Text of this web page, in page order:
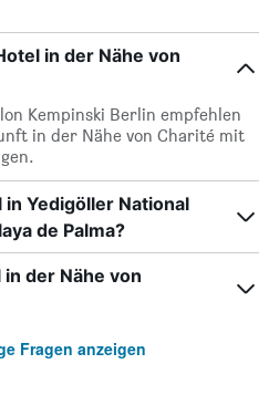
in der Nähe von
Kempinski Berlin empfehlen
in der Nähe von Charité mit
Yedigöller National
de Palma?
der Nähe von
Fragen anzeigen